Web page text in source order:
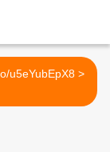
.. http://t.co/u5eYubEpX8 >